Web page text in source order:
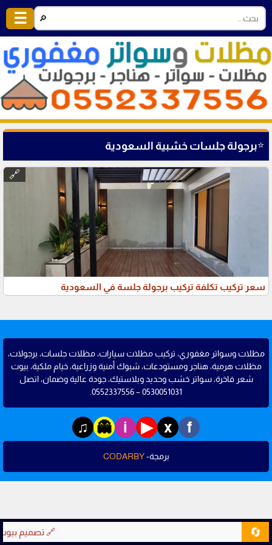
🔎
☰
⭐برجولة جلسات خشبية السعودية
سعر تركيب تكلفة تركيب برجولة جلسة في السعودية
🔗
مظلات وسواتر مغفوري، تركيب مظلات سيارات، مظلات جلسات، برجولات،
مظلات هرمية، هناجر ومستودعات، شبوك أمنية وزراعية، خيام ملكية، بيوت
شعر فاخرة، سواتر خشب وحديد وبلاستيك، جودة عالية وضمان، اتصل
0530051031 – 0552337556.
f
x
▶
i
👻
♫
برمجة-CODARBY
🔄 🔗 تصميم